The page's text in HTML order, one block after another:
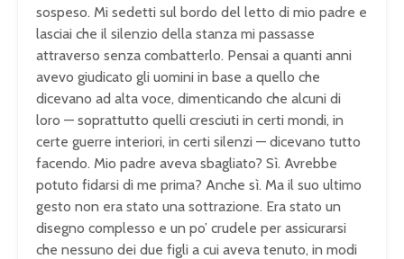
sospeso. Mi sedetti sul bordo del letto di mio padre e
lasciai che il silenzio della stanza mi passasse
attraverso senza combatterlo. Pensai a quanti anni
avevo giudicato gli uomini in base a quello che
dicevano ad alta voce, dimenticando che alcuni di
loro — soprattutto quelli cresciuti in certi mondi, in
certe guerre interiori, in certi silenzi — dicevano tutto
facendo. Mio padre aveva sbagliato? Sì. Avrebbe
potuto fidarsi di me prima? Anche sì. Ma il suo ultimo
gesto non era stato una sottrazione. Era stato un
disegno complesso e un po’ crudele per assicurarsi
che nessuno dei due figli a cui aveva tenuto, in modi